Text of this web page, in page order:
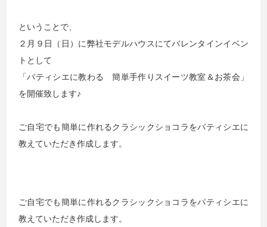
ということで、
２月９日（日）に弊社モデルハウスにてバレンタインイベン
トとして
「パティシエに教わる 簡単手作りスイーツ教室＆お茶会」
を開催致します♪
ご自宅でも簡単に作れるクラシックショコラをパティシエに
教えていただき作成します。
ご自宅でも簡単に作れるクラシックショコラをパティシエに
教えていただき作成します。